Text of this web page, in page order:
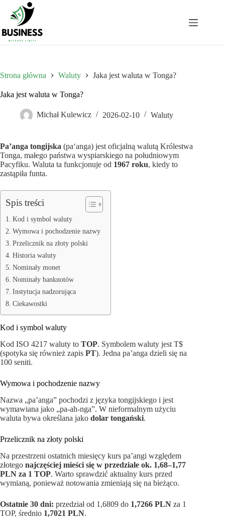
Przejdź
treści
Strona główna Waluty Jaka jest waluta w Tonga?
Jaka jest waluta w Tonga?
Michał Kulewicz 2026-02-10 Waluty
Pa’anga tongijska (paʻanga) jest oficjalną walutą Królestwa
Tonga, małego państwa wyspiarskiego na południowym
Pacyfiku. Waluta ta funkcjonuje od 1967 roku, kiedy to
zastąpiła funta.
Spis treści
Kod i symbol waluty
Wymowa i pochodzenie nazwy
Przelicznik na złoty polski
Historia waluty
Nominały monet
Nominały banknotów
Instytucja nadzorująca
Ciekawostki
Kod i symbol waluty
Kod ISO 4217 waluty to TOP. Symbolem waluty jest T$
(spotyka się również zapis PT). Jedna pa’anga dzieli się na
100 seniti.
Wymowa i pochodzenie nazwy
Nazwa „pa’anga” pochodzi z języka tongijskiego i jest
wymawiana jako „pa-ah-nga”. W nieformalnym użyciu
waluta bywa określana jako dolar tongański.
Przelicznik na złoty polski
Na przestrzeni ostatnich miesięcy kurs pa’angi względem
złotego najczęściej mieści się w przedziale ok. 1,68–1,77
PLN za 1 TOP. Warto sprawdzić aktualny kurs przed
wymianą, ponieważ notowania zmieniają się na bieżąco.
Ostatnie 30 dni: przedział od 1,6809 do 1,7266 PLN za 1
TOP, średnio 1,7021 PLN.